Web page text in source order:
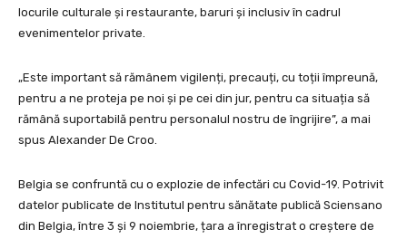
locurile culturale și restaurante, baruri și inclusiv în cadrul
evenimentelor private.
„Este important să rămânem vigilenți, precauți, cu toții împreună,
pentru a ne proteja pe noi și pe cei din jur, pentru ca situația să
rămână suportabilă pentru personalul nostru de îngrijire”, a mai
spus Alexander De Croo.
Belgia se confruntă cu o explozie de infectări cu Covid-19. Potrivit
datelor publicate de Institutul pentru sănătate publică Sciensano
din Belgia, între 3 și 9 noiembrie, țara a înregistrat o creștere de